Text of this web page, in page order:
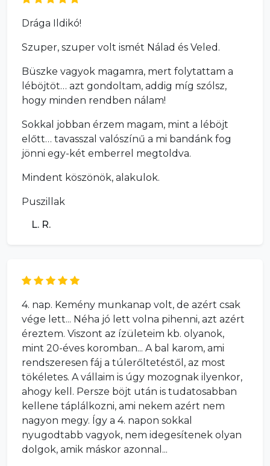
Drága Ildikó!
Szuper, szuper volt ismét Nálad és Veled.
Büszke vagyok magamra, mert folytattam a
léböjtöt… azt gondoltam, addig míg szólsz,
hogy minden rendben nálam!
Sokkal jobban érzem magam, mint a léböjt
előtt… tavasszal valószínű a mi bandánk fog
jönni egy-két emberrel megtoldva.
Mindent köszönök, alakulok.
Puszillak
L. R.
4. nap. Kemény munkanap volt, de azért csak
vége lett... Néha jó lett volna pihenni, azt azért
éreztem. Viszont az ízületeim kb. olyanok,
mint 20-éves koromban... A bal karom, ami
rendszeresen fáj a túlerőltetéstől, az most
tökéletes. A vállaim is úgy mozognak ilyenkor,
ahogy kell. Persze böjt után is tudatosabban
kellene táplálkozni, ami nekem azért nem
nagyon megy. Így a 4. napon sokkal
nyugodtabb vagyok, nem idegesítenek olyan
dolgok, amik máskor azonnal...